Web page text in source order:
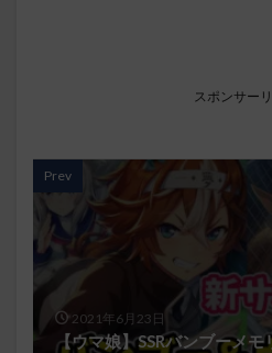
スポンサー
Prev
2021年6月23日
【ウマ娘】SSRバンブーメ